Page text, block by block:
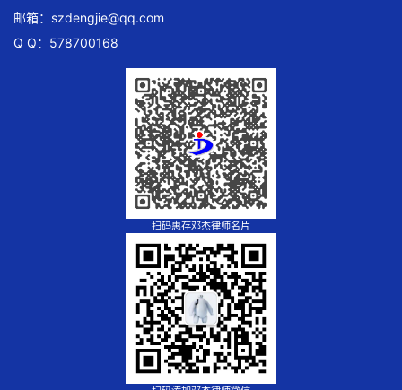
邮箱： szdengjie@qq.com
Q Q：578700168
扫码惠存邓杰律师名片